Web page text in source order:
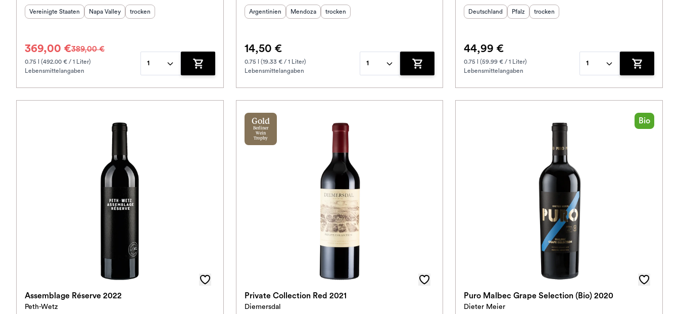
Herkunftsland:
Vereinigte Staaten Herkunftsregion:
Napa Valley Geschmack
trocken
369,00 €389,00 €
0.75 l (492.00 € / 1 Liter)
Lebensmittelangaben
1
Zum Warenkorb hinzufügen
Herkunftsland
Argentinien Herkunftsregion:
Mendoza Geschmack
trocken
14,50 €
0.75 l (19.33 € / 1 Liter)
Lebensmittelangaben
1
Zum Warenkorb hinzufügen
Herkunftsland
Deutschland Herkunftsregion
Pfalz Geschmack
trocken
44,99 €
0.75 l (59.99 € / 1 Liter)
Lebensmittelangaben
1
Zum
Assemblage Réserve 2022
Peth-Wetz
Gold
Berliner
Wein
Trophy
Private Collection Red 2021
Diemersdal
Bio
Puro Malbec Grape Selection (Bio) 2020
Dieter Meier